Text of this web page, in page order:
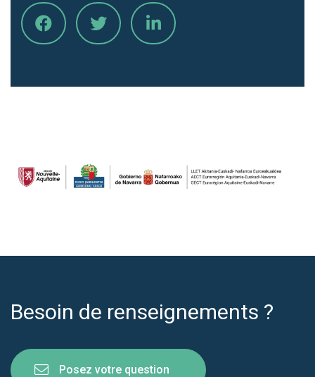
Besoin de renseignements ?
Posez votre question